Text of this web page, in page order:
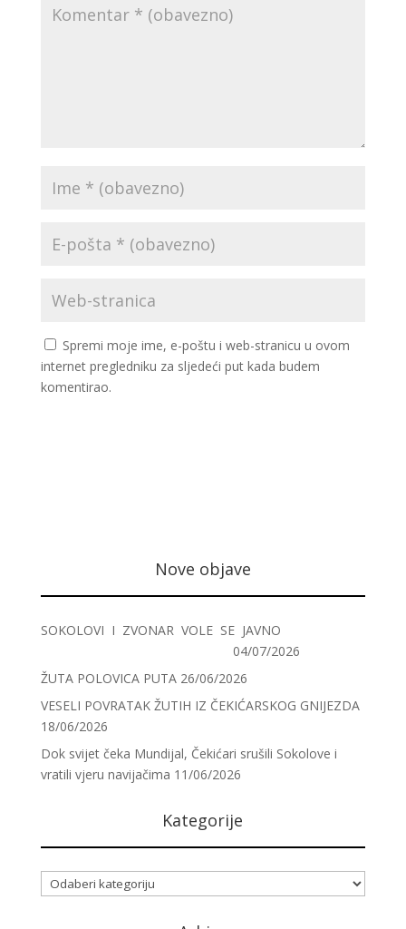
Spremi moje ime, e-poštu i web-stranicu u ovom
internet pregledniku za sljedeći put kada budem
komentirao.
Nove objave
SOKOLOVI I ZVONAR VOLE SE JAVNO
04/07/2026
ŽUTA POLOVICA PUTA 26/06/2026
VESELI POVRATAK ŽUTIH IZ ČEKIĆARSKOG GNIJEZDA
18/06/2026
Dok svijet čeka Mundijal, Čekićari srušili Sokolove i
vratili vjeru navijačima 11/06/2026
Kategorije
Kategorije